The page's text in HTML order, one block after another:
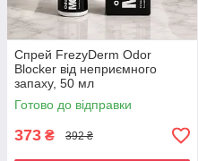
Спрей FrezyDerm Odor
Blocker від неприємного
запаху, 50 мл
Готово до відправки
373 ₴ 392 ₴